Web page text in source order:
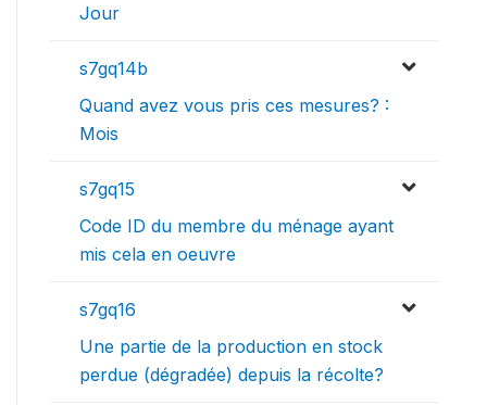
Jour
s7gq14b
Quand avez vous pris ces mesures? :
Mois
s7gq15
Code ID du membre du ménage ayant
mis cela en oeuvre
s7gq16
Une partie de la production en stock
perdue (dégradée) depuis la récolte?